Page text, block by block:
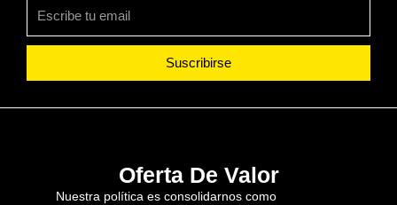
Suscribirse
Oferta De Valor
Nuestra política es consolidarnos como